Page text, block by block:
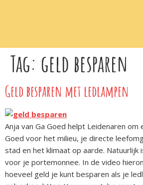
Tag: geld besparen
Geld besparen met ledlampen
Anja van Ga Goed helpt Leidenaren
Goed voor het milieu, je directe
stad en het klimaat op aarde. Natuurlijk
voor je portemonnee. In de video
hoeveel geld je kunt besparen als je